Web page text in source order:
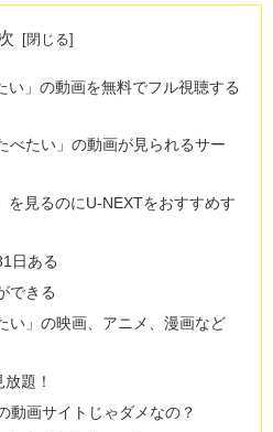
い」の動画を無料でフル視聴する
べたい」の動画が見られるサー
を見るのにU-NEXTをおすすめす
日ある
できる
い」の映画、アニメ、漫画など
題！
動画サイトじゃダメなの？